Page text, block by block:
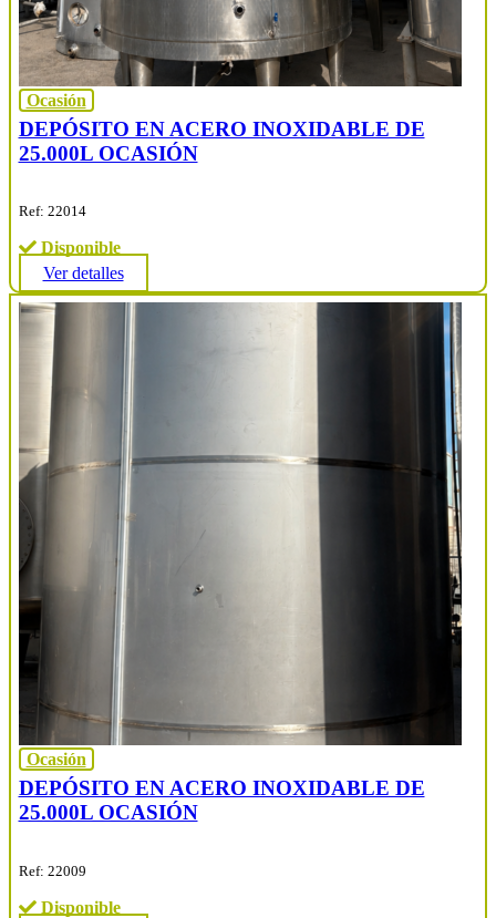
Ocasión
DEPÓSITO EN ACERO INOXIDABLE DE
25.000L OCASIÓN
Ref: 22014
Disponible
Ver detalles
Ocasión
DEPÓSITO EN ACERO INOXIDABLE DE
25.000L OCASIÓN
Ref: 22009
Disponible